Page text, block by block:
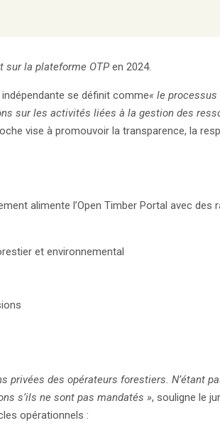
sur la plateforme OTP en 2024.
se définit comme« le processus
sur les activités liées à la gestion des
vise à promouvoir la transparence, la
alimente l’Open Timber Portal avec des
et environnemental
privées des opérateurs forestiers. N’étant
s’ils ne sont pas mandatés », souligne le
opérationnels :